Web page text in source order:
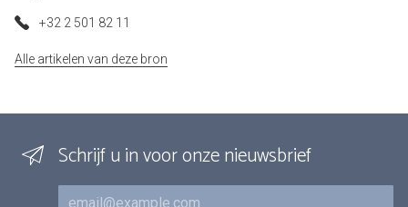
+32 2 501 82 11
Alle artikelen van deze bron
Schrijf u in voor onze nieuwsbrief
E-mail